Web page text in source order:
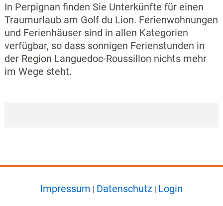
In Perpignan finden Sie Unterkünfte für einen
Traumurlaub am Golf du Lion. Ferienwohnungen
und Ferienhäuser sind in allen Kategorien
verfügbar, so dass sonnigen Ferienstunden in
der Region Languedoc-Roussillon nichts mehr
im Wege steht.
Impressum | Datenschutz | Login